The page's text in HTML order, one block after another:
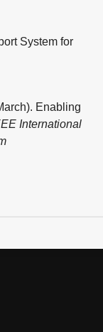
System for
Enabling
International